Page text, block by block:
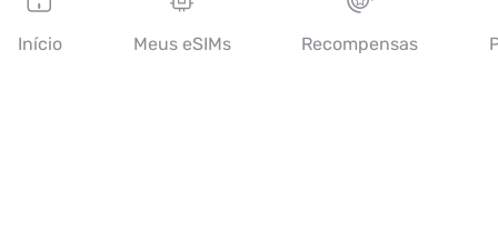
eSIM para Ásia
eSIM para Américas
Início Meus eSIMs Recompensas